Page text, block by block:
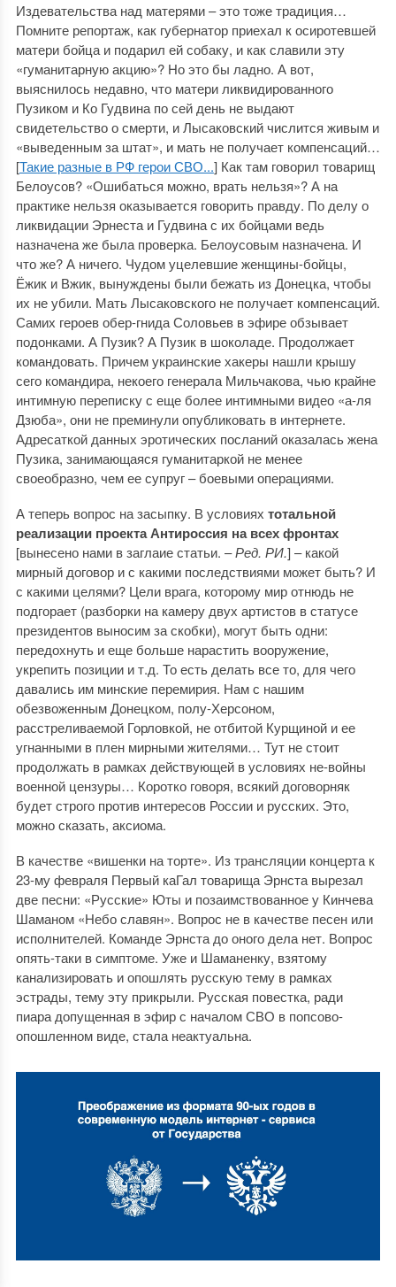
Издевательства над матерями – это тоже традиция…
Помните репортаж, как губернатор приехал к осиротевшей
матери бойца и подарил ей собаку, и как славили эту
«гуманитарную акцию»? Но это бы ладно. А вот,
выяснилось недавно, что матери ликвидированного
Пузиком и Ко Гудвина по сей день не выдают
свидетельство о смерти, и Лысаковский числится живым и
«выведенным за штат», и мать не получает компенсаций…
[Такие разные в РФ герои СВО...] Как там говорил товарищ
Белоусов? «Ошибаться можно, врать нельзя»? А на
практике нельзя оказывается говорить правду. По делу о
ликвидации Эрнеста и Гудвина с их бойцами ведь
назначена же была проверка. Белоусовым назначена. И
что же? А ничего. Чудом уцелевшие женщины-бойцы,
Ёжик и Вжик, вынуждены были бежать из Донецка, чтобы
их не убили. Мать Лысаковского не получает компенсаций.
Самих героев обер-гнида Соловьев в эфире обзывает
подонками. А Пузик? А Пузик в шоколаде. Продолжает
командовать. Причем украинские хакеры нашли крышу
сего командира, некоего генерала Мильчакова, чью крайне
интимную переписку с еще более интимными видео «а-ля
Дзюба», они не преминули опубликовать в интернете.
Адресаткой данных эротических посланий оказалась жена
Пузика, занимающаяся гуманитаркой не менее
своеобразно, чем ее супруг – боевыми операциями.
А теперь вопрос на засыпку. В условиях тотальной
реализации проекта Антироссия на всех фронтах
[вынесено нами в заглаие статьи. –Ред. РИ.] – какой
мирный договор и с какими последствиями может быть? И
с какими целями? Цели врага, которому мир отнюдь не
подгорает (разборки на камеру двух артистов в статусе
президентов выносим за скобки), могут быть одни:
передохнуть и еще больше нарастить вооружение,
укрепить позиции и т.д. То есть делать все то, для чего
давались им минские перемирия. Нам с нашим
обезвоженным Донецком, полу-Херсоном,
расстреливаемой Горловкой, не отбитой Курщиной и ее
угнанными в плен мирными жителями… Тут не стоит
продолжать в рамках действующей в условиях не-войны
военной цензуры… Коротко говоря, всякий договорняк
будет строго против интересов России и русских. Это,
можно сказать, аксиома.
В качестве «вишенки на торте». Из трансляции концерта к
23-му февраля Первый каГал товарища Эрнста вырезал
две песни: «Русские» Юты и позаимствованное у Кинчева
Шаманом «Небо славян». Вопрос не в качестве песен или
исполнителей. Команде Эрнста до оного дела нет. Вопрос
опять-таки в симптоме. Уже и Шаманенку, взятому
канализировать и опошлять русскую тему в рамках
эстрады, тему эту прикрыли. Русская повестка, ради
пиара допущенная в эфир с началом СВО в попсово-
опошленном виде, стала неактуальна.